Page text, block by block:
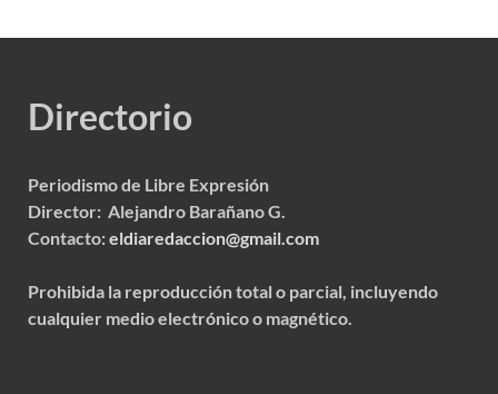
Directorio
Periodismo de Libre Expresión
Director: Alejandro Barañano G.
Contacto:eldiaredaccion@gmail.com
Prohibida la reproducción total o parcial, incluyendo
cualquier medio electrónico o magnético.